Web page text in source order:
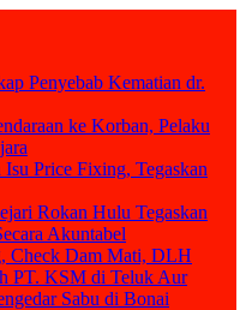
Penyebab Kematian dr.
ke Korban, Pelaku
Isu Price Fixing, Tegaskan
Rokan Hulu Tegaskan
Akuntabel
Check Dam Mati, DLH
PT. KSM di Teluk Aur
Sabu di Bonai